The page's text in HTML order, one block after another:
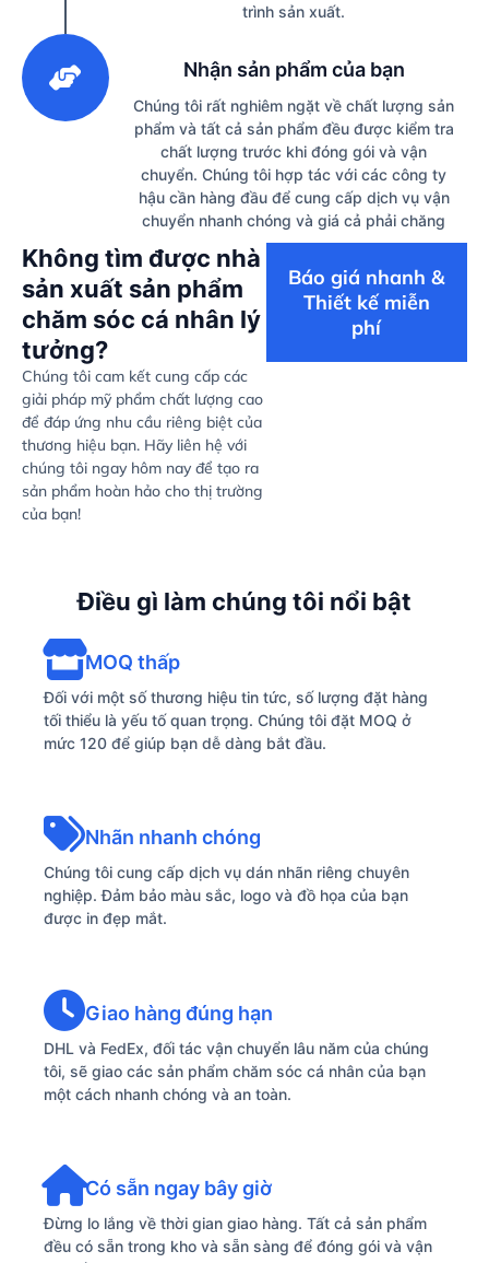
trình sản xuất.
Nhận sản phẩm của bạn
Chúng tôi rất nghiêm ngặt về chất lượng sản
phẩm và tất cả sản phẩm đều được kiểm tra
chất lượng trước khi đóng gói và vận
chuyển. Chúng tôi hợp tác với các công ty
hậu cần hàng đầu để cung cấp dịch vụ vận
chuyển nhanh chóng và giá cả phải chăng
Không tìm được nhà
sản xuất sản phẩm
chăm sóc cá nhân lý
tưởng?
Chúng tôi cam kết cung cấp các
giải pháp mỹ phẩm chất lượng cao
để đáp ứng nhu cầu riêng biệt của
thương hiệu bạn. Hãy liên hệ với
chúng tôi ngay hôm nay để tạo ra
sản phẩm hoàn hảo cho thị trường
của bạn!
Báo giá nhanh &
Thiết kế miễn
phí
Điều gì làm chúng tôi nổi bật
MOQ thấp
Đối với một số thương hiệu tin tức, số lượng đặt hàng
tối thiểu là yếu tố quan trọng. Chúng tôi đặt MOQ ở
mức 120 để giúp bạn dễ dàng bắt đầu.
Nhãn nhanh chóng
Chúng tôi cung cấp dịch vụ dán nhãn riêng chuyên
nghiệp. Đảm bảo màu sắc, logo và đồ họa của bạn
được in đẹp mắt.
Giao hàng đúng hạn
DHL và FedEx, đối tác vận chuyển lâu năm của chúng
tôi, sẽ giao các sản phẩm chăm sóc cá nhân của bạn
một cách nhanh chóng và an toàn.
Có sẵn ngay bây giờ
Đừng lo lắng về thời gian giao hàng. Tất cả sản phẩm
đều có sẵn trong kho và sẵn sàng để đóng gói và vận